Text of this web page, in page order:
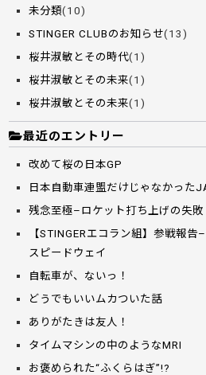
未分類(10)
STINGER CLUBのお知らせ(13)
桜井淑敏とその時代(1)
桜井淑敏とその未来(1)
桜井淑敏とその未来(1)
最近のエントリー
改めて桜の日本GP
日本自動車連盟だけじゃなかった
残念至極–ロケット打ち上げの失敗
【STINGERエコラン組】参戦報
スピードウェイ
自転車が、ないっ！
どうでもいいムカついた話
ありがたきは友人！
タイムマシンの中のようなMRI
お褒められた“ふくらはぎ”!?